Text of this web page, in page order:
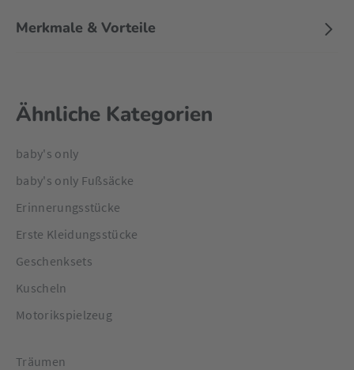
Merkmale & Vorteile
Ähnliche Kategorien
baby's only
baby's only Fußsäcke
Erinnerungsstücke
Erste Kleidungsstücke
Geschenksets
Kuscheln
Motorikspielzeug
Träumen